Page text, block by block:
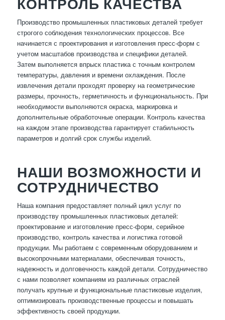
КОНТРОЛЬ КАЧЕСТВА
Производство промышленных пластиковых деталей требует
строгого соблюдения технологических процессов. Все
начинается с проектирования и изготовления пресс-форм с
учетом масштабов производства и специфики деталей.
Затем выполняется впрыск пластика с точным контролем
температуры, давления и времени охлаждения. После
извлечения детали проходят проверку на геометрические
размеры, прочность, герметичность и функциональность. При
необходимости выполняются окраска, маркировка и
дополнительные обработочные операции. Контроль качества
на каждом этапе производства гарантирует стабильность
параметров и долгий срок службы изделий.
НАШИ ВОЗМОЖНОСТИ И
СОТРУДНИЧЕСТВО
Наша компания предоставляет полный цикл услуг по
производству промышленных пластиковых деталей:
проектирование и изготовление пресс-форм, серийное
производство, контроль качества и логистика готовой
продукции. Мы работаем с современным оборудованием и
высокопрочными материалами, обеспечивая точность,
надежность и долговечность каждой детали. Сотрудничество
с нами позволяет компаниям из различных отраслей
получать крупные и функциональные пластиковые изделия,
оптимизировать производственные процессы и повышать
эффективность своей продукции.